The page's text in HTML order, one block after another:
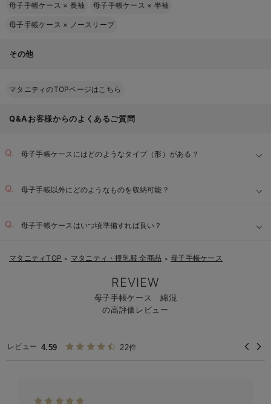
母子手帳ケース × 長袖 母子手帳ケース × 半袖
母子手帳ケース × ノースリーブ
その他
マタニティのTOPページはこちら
Q&Aお客様からのよくあるご質問
母子手帳ケースにはどのようなタイプ（形）がある？
母子手帳以外にどのようなものを収納可能？
母子手帳ケースはいつ頃準備すれば良い？
マタニティTOP ＞ マタニティ・授乳服 全商品 ＞ 母子手帳ケース
REVIEW
母子手帳ケース 綿混
の高評価レビュー
レビュー 4.59 22件